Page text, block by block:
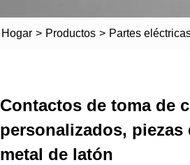
Hogar > Productos > Partes
Contactos de toma de
personalizados, piezas
metal de latón